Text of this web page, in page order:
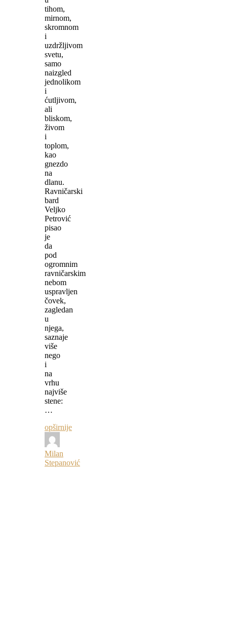
tihom,
mirnom,
skromnom
i
uzdržljivom
svetu,
samo
naizgled
jednolikom
i
ćutljivom,
ali
bliskom,
živom
i
toplom,
kao
gnezdo
na
dlanu.
Ravničarski
bard
Veljko
Petrović
pisao
je
da
pod
ogromnim
ravničarskim
nebom
uspravljen
čovek,
zagledan
u
njega,
saznaje
više
nego
i
na
vrhu
najviše
stene:
…
opširnije
Milan
Stepanović